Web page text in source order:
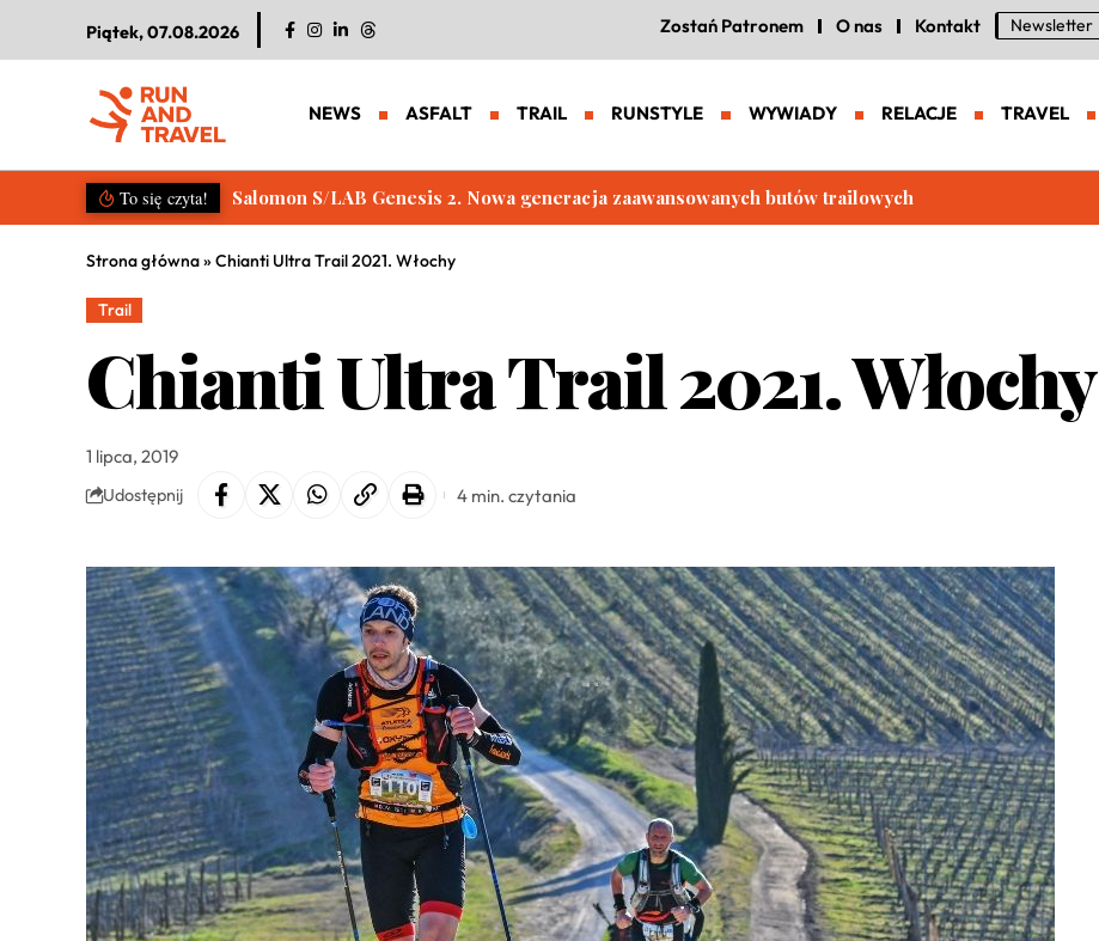
Piątek, 07.08.2026 Zostań Patronem O nas Kontakt Newsletter
NEWS ASFALT TRAIL RUNSTYLE WYWIADY RELACJE TRAVEL
To się czyta! Raj dla turystów. Koszmar dla biegaczy. Scalea w lipcu | Czy warto tu trenować?
Strona główna» Chianti Ultra Trail 2021. Włochy
Trail
Chianti Ultra Trail 2021. Włochy
1 lipca, 2019
Udostępnij 4 min. czytania